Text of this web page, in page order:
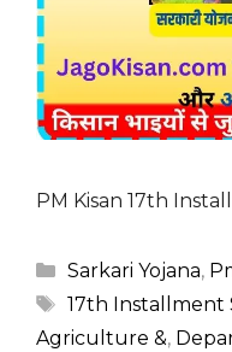
PM Kisan 17th
Categories
Sarkari Yojana,
Tags
17th Installment
Agriculture &,